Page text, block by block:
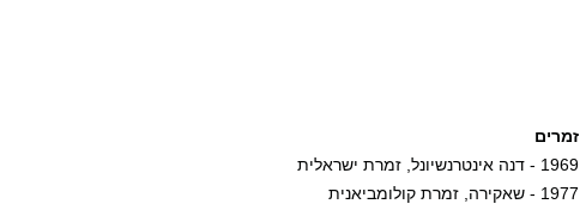
זמרים
1969 - דנה אינטרנשיונל, זמרת ישראלית
1977 - שאקירה, זמרת קולומביאנית